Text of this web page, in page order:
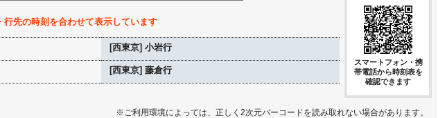
先の時刻を合わせて表示しています
[西東京] 小岩行
[西東京] 藤倉行
スマートフォン・携
帯電話から時刻表を
確認できます
※ご利用環境によっては、正しく2次元バーコードを読み取れない場合があります。